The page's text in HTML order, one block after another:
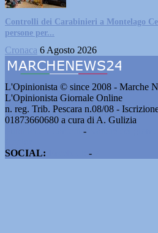
Controlli dei Carabinieri a Montelago
persone per...
Cronaca 6 Agosto 2026
L'Opinionista © since 2008 - Marche
L'Opinionista Giornale Online
n. reg. Trib. Pescara n.08/08 -
01873660680 a cura di A. Gulizia
-
SOCIAL:
-